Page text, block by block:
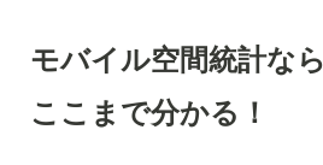
モバイル空間統計なら
ここまで分かる！